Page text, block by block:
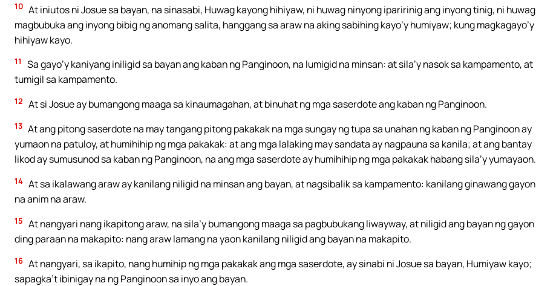
10 At iniutos ni Josue sa bayan, na sinasabi, Huwag kayong hihiyaw, ni huwag ninyong iparirinig ang inyong tinig, ni huwag
magbubuka ang inyong bibig ng anomang salita, hanggang sa araw na aking sabihing kayo’y humiyaw; kung magkagayo’y
hihiyaw kayo.
11
Sa gayo’y kaniyang iniligid sa bayan ang kaban ng Panginoon, na lumigid na minsan: at sila’y nasok sa kampamento, at
tumigil sa kampamento.
12 At si Josue ay bumangong maaga sa kinaumagahan, at binuhat ng mga saserdote ang kaban ng Panginoon.
13 At ang pitong saserdote na may tangang pitong pakakak na mga sungay ng tupa sa unahan ng kaban ng Panginoon ay
yumaon na patuloy, at humihihip ng mga pakakak: at ang mga lalaking may sandata ay nagpauna sa kanila; at ang bantay
likod ay sumusunod sa kaban ng Panginoon, na ang mga saserdote ay humihihip ng mga pakakak habang sila’y yumayaon.
14 At sa ikalawang araw ay kanilang niligid na minsan ang bayan, at nagsibalik sa kampamento: kanilang ginawang gayon
na anim na araw.
15 At nangyari nang ikapitong araw, na sila’y bumangong maaga sa pagbubukang liwayway, at niligid ang bayan ng gayon
ding paraan na makapito: nang araw lamang na yaon kanilang niligid ang bayan na makapito.
16 At nangyari, sa ikapito, nang humihip ng mga pakakak ang mga saserdote, ay sinabi ni Josue sa bayan, Humiyaw kayo;
sapagka’t ibinigay na ng Panginoon sa inyo ang bayan.